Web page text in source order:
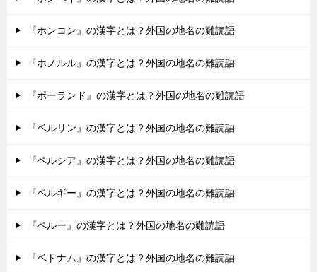
『ホンコン』の漢字とは？外国の地名の難読語
『ホノルル』の漢字とは？外国の地名の難読語
『ポーランド』の漢字とは？外国の地名の難読語
『ベルリン』の漢字とは？外国の地名の難読語
『ペルシア』の漢字とは？外国の地名の難読語
『ベルギー』の漢字とは？外国の地名の難読語
『ペルー』の漢字とは？外国の地名の難読語
『ベトナム』の漢字とは？外国の地名の難読語